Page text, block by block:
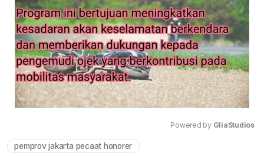
Powered by GliaStudios
pemprov jakarta pecaat honorer